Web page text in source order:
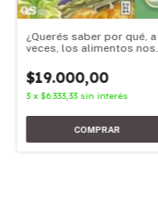
¿Querés saber por qué, a
veces, los alimentos nos
$19.000,00
3 x $6.333,33 sin interés